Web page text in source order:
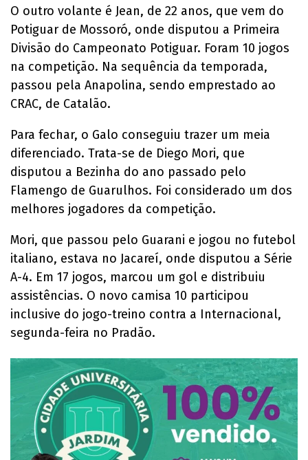
O outro volante é Jean, de 22 anos, que vem do
Potiguar de Mossoró, onde disputou a Primeira
Divisão do Campeonato Potiguar. Foram 10 jogos
na competição. Na sequência da temporada,
passou pela Anapolina, sendo emprestado ao
CRAC, de Catalão.
Para fechar, o Galo conseguiu trazer um meia
diferenciado. Trata-se de Diego Mori, que
disputou a Bezinha do ano passado pelo
Flamengo de Guarulhos. Foi considerado um dos
melhores jogadores da competição.
Mori, que passou pelo Guarani e jogou no futebol
italiano, estava no Jacareí, onde disputou a Série
A-4. Em 17 jogos, marcou um gol e distribuiu
assistências. O novo camisa 10 participou
inclusive do jogo-treino contra a Internacional,
segunda-feira no Pradão.